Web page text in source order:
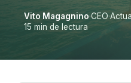
Vito Magagnino·CEO·
15 min de lectura